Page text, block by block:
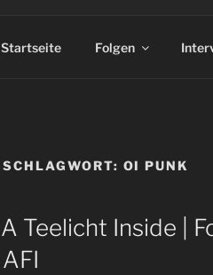
Startseite Folgen
SCHLAGWORT: OI PUNK
A Teelicht Inside |
AFI